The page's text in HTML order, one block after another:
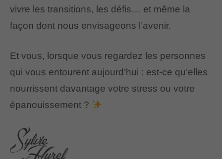
vivre les transitions, les défis… et même la
façon dont nous envisageons l’avenir.
Et vous, lorsque vous regardez les personnes
qui vous entourent aujourd’hui : est-ce qu’elles
nourrissent davantage votre stress ou votre
épanouissement ?